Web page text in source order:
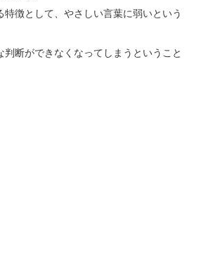
特徴として、やさしい言葉に弱いという
断ができなくなってしまうということ